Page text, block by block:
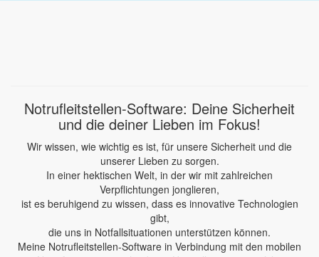
Notrufleitstellen-Software: Deine Sicherheit
und die deiner Lieben im Fokus!
Wir wissen, wie wichtig es ist, für unsere Sicherheit und die
unserer Lieben zu sorgen.
In einer hektischen Welt, in der wir mit zahlreichen
Verpflichtungen jonglieren,
ist es beruhigend zu wissen, dass es innovative Technologien
gibt,
die uns in Notfallsituationen unterstützen können.
Meine Notrufleitstellen-Software in Verbindung mit den mobilen